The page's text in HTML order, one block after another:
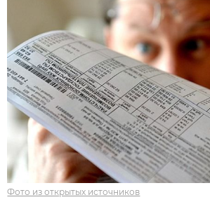
Фото из открытых источников